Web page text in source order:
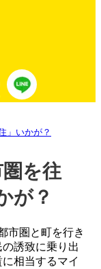
」いかが？
圏を往
が？
市圏と町を行き
誘致に乗り出
相当するマイ